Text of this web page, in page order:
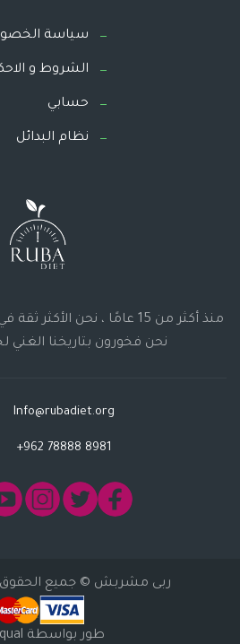
سياسة
الشروط و
حسابي
نظام البدائل
منذ أكثر من 15 عامًا ، نحن
نحن فخورون بتاريخنا الغني
Info@rubadiet.org
+962 78888 8981
ربى مشربش © جميع الحقوق
طور بواسطة